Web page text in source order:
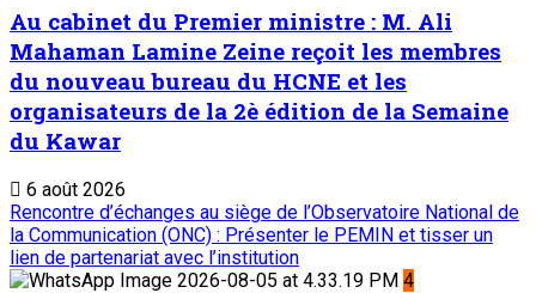
Au cabinet du Premier ministre : M. Ali
Mahaman Lamine Zeine reçoit les membres
du nouveau bureau du HCNE et les
organisateurs de la 2è édition de la Semaine
du Kawar
6 août 2026
Rencontre d’échanges au siège de l’Observatoire National de
la Communication (ONC) : Présenter le PEMIN et tisser un
lien de partenariat avec l’institution
4